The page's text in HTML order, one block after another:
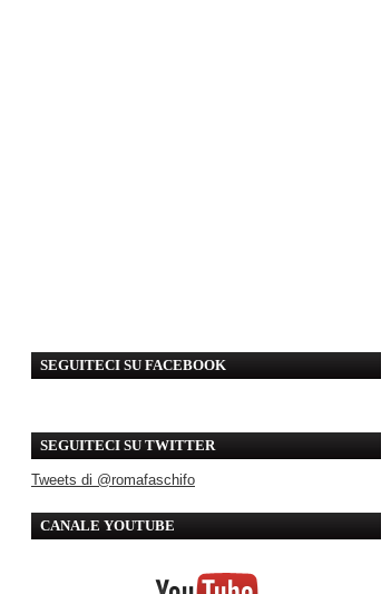
SEGUITECI SU FACEBOOK
SEGUITECI SU TWITTER
Tweets di @romafaschifo
CANALE YOUTUBE